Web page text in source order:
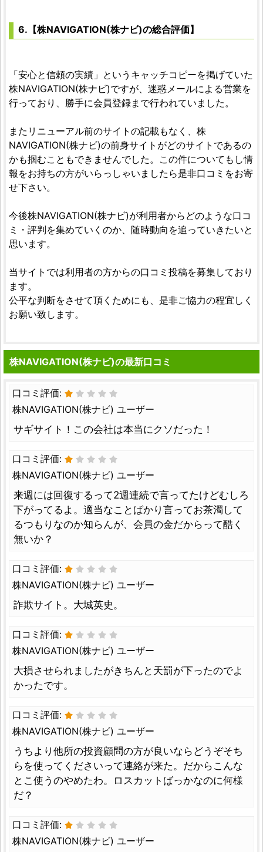
6.【株NAVIGATION(株ナビ)の総合評価】
「安心と信頼の実績」というキャッチコピーを掲げていた
株NAVIGATION(株ナビ)ですが、迷惑メールによる営業を
行っており、勝手に会員登録まで行われていました。
またリニューアル前のサイトの記載もなく、株
NAVIGATION(株ナビ)の前身サイトがどのサイトであるの
かも掴むこともできませんでした。この件についてもし情
報をお持ちの方がいらっしゃいましたら是非口コミをお寄
せ下さい。
今後株NAVIGATION(株ナビ)が利用者からどのような口コ
ミ・評判を集めていくのか、随時動向を追っていきたいと
思います。
当サイトでは利用者の方からの口コミ投稿を募集しており
ます。
公平な判断をさせて頂くためにも、是非ご協力の程宜しく
お願い致します。
株NAVIGATION(株ナビ)の最新口コミ
口コミ評価:
株NAVIGATION(株ナビ) ユーザー
サギサイト！この会社は本当にクソだった！
口コミ評価:
株NAVIGATION(株ナビ) ユーザー
来週には回復するって2週連続で言ってたけどむしろ
下がってるよ。適当なことばかり言ってお茶濁して
るつもりなのか知らんが、会員の金だからって酷く
無いか？
口コミ評価:
株NAVIGATION(株ナビ) ユーザー
詐欺サイト。大城英史。
口コミ評価:
株NAVIGATION(株ナビ) ユーザー
大損させられましたがきちんと天罰が下ったのでよ
かったです。
口コミ評価:
株NAVIGATION(株ナビ) ユーザー
うちより他所の投資顧問の方が良いならどうぞそち
らを使ってくださいって連絡が来た。だからこんな
とこ使うのやめたわ。ロスカットばっかなのに何様
だ？
口コミ評価:
株NAVIGATION(株ナビ) ユーザー